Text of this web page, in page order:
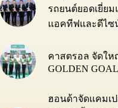
รถยนต์ยอดเยี่ย
แอคทีฟและดีไซ
คาสตรอล จัดให
GOLDEN
ฮอนด้าจัดแคมเ